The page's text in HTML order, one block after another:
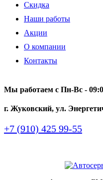
Скидка
Наши работы
Акции
О компании
Контакты
Мы работаем с Пн-Вc -
г. Жуковский, ул.
+7 (910) 425 99-55